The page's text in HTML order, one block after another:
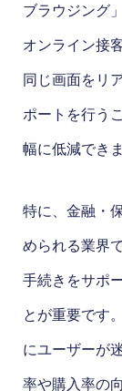
ブラウジング
オンライン接
同じ画面をリ
ポートを行う
幅に低減できま
特に、金融・
められる業界
手続きをサポ
とが重要です
にユーザーが
率や購入率の